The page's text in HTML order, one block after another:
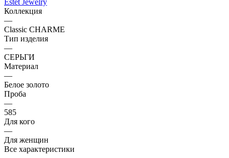
Коллекция
—
Classic CHARME
Тип изделия
—
СЕРЬГИ
Материал
—
Белое золото
Проба
—
585
Для кого
—
Для женщин
Все характеристики